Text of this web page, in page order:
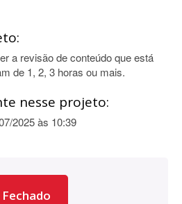
a revisão de conteúdo que está
de 1, 2, 3 horas ou mais.
nesse projeto:
2025 às 10:39
Fechado